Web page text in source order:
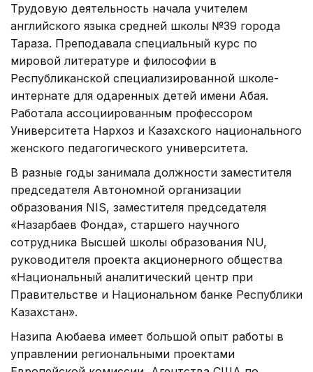
Трудовую деятельность начала учителем
английского языка средней школы №39 города
Тараза. Преподавала специальный курс по
мировой литературе и философии в
Республиканской специализированной школе-
интернате для одаренных детей имени Абая.
Работала ассоциированным профессором
Университета Нархоз и Казахского национального
женского педагогического университета.
В разные годы занимала должности заместителя
председателя Автономной организации
образования NIS, заместителя председателя
«Назарбаев Фонда», старшего научного
сотрудника Высшей школы образования NU,
руководителя проекта акционерного общества
«Национальный аналитический центр при
Правительстве и Национальном банке Республики
Казахстан».
Назипа Аюбаева имеет большой опыт работы в
управлении региональными проектами